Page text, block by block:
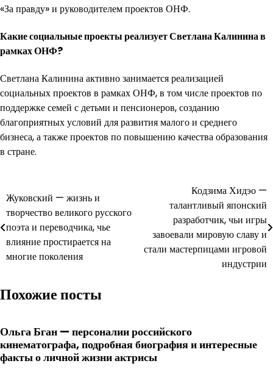
«За правду» и руководителем проектов ОНФ.
Какие социальные проекты реализует Светлана Калинина в
рамках ОНФ?
Светлана Калинина активно занимается реализацией
социальных проектов в рамках ОНФ, в том числе проектов по
поддержке семей с детьми и пенсионеров, созданию
благоприятных условий для развития малого и среднего
бизнеса, а также проектов по повышению качества образования
в стране.
Навигация
по
записям
Жуковский — жизнь и
творчество великого русского
поэта и переводчика, чье
влияние простирается на
многие поколения
Кодзима Хидэо —
талантливый японский
разработчик, чьи игры
завоевали мировую славу и
стали мастерпицами игровой
индустрии
Похожие посты
Ольга Бган — персоналии российского
кинематографа, подробная биография и интересные
факты о личной жизни актрисы